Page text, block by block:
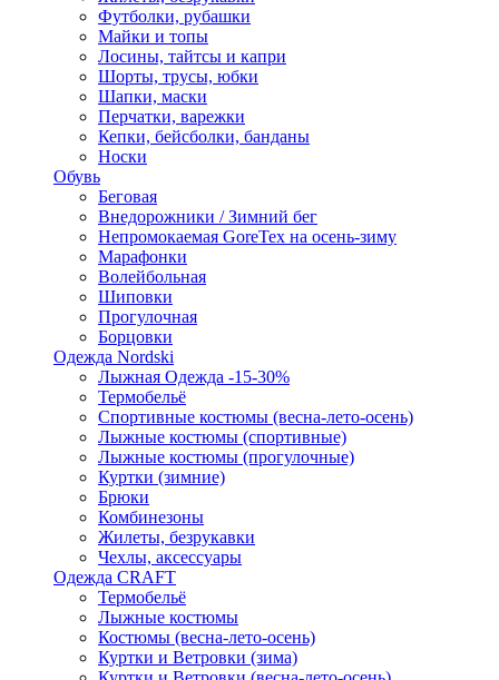
Футболки, рубашки
Майки и топы
Лосины, тайтсы и капри
Шорты, трусы, юбки
Шапки, маски
Перчатки, варежки
Кепки, бейсболки, банданы
Носки
Обувь
Беговая
Внедорожники / Зимний бег
Непромокаемая GoreTex на осень-зиму
Марафонки
Волейбольная
Шиповки
Прогулочная
Борцовки
Одежда Nordski
Лыжная Одежда -15-30%
Термобельё
Спортивные костюмы (весна-лето-осень)
Лыжные костюмы (спортивные)
Лыжные костюмы (прогулочные)
Куртки (зимние)
Брюки
Комбинезоны
Жилеты, безрукавки
Чехлы, аксессуары
Одежда CRAFT
Термобельё
Лыжные костюмы
Костюмы (весна-лето-осень)
Куртки и Ветровки (зима)